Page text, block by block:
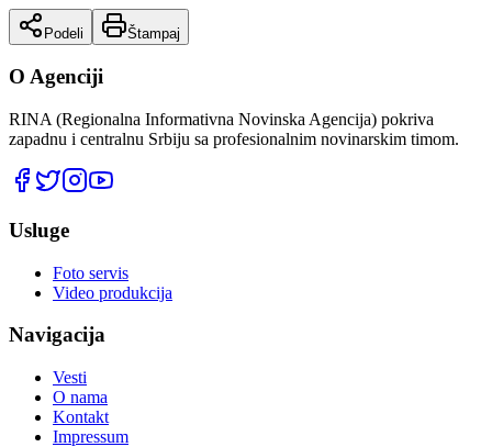
Podeli Štampaj
O Agenciji
RINA (Regionalna Informativna Novinska Agencija) pokriva
zapadnu i centralnu Srbiju sa profesionalnim novinarskim timom.
Usluge
Foto servis
Video produkcija
Navigacija
Vesti
O nama
Kontakt
Impressum